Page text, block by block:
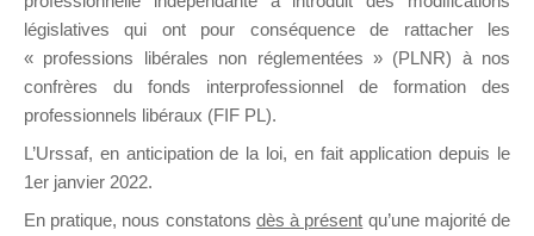
DIRIGEANT
il y a un mois
législatives qui ont pour conséquence de rattacher les
« professions libérales non réglementées » (PLNR) à nos
confrères du fonds interprofessionnel de formation des
professionnels libéraux (FIF PL).
L’Urssaf, en anticipation de la loi, en fait application depuis le
1er janvier 2022.
En pratique, nous constatons dès à présent qu’une majorité de